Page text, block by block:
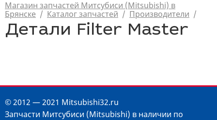
Магазин запчастей Митсубиси (Mitsubishi) в
Брянске / Каталог запчастей / Производители /
Детали Filter Master
© 2012 — 2021 Mitsubishi32.ru
Запчасти Митсубиси (Mitsubishi) в наличии по